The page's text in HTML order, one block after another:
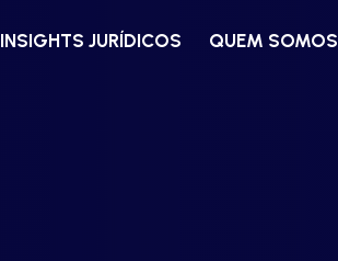
INSIGHTS JURÍDICOS QUEM SOMOS